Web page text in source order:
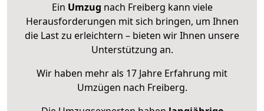
Ein Umzug nach Freiberg kann viele
Herausforderungen mit sich bringen, um Ihnen
die Last zu erleichtern – bieten wir Ihnen unsere
Unterstützung an.
Wir haben mehr als 17 Jahre Erfahrung mit
Umzügen nach Freiberg.